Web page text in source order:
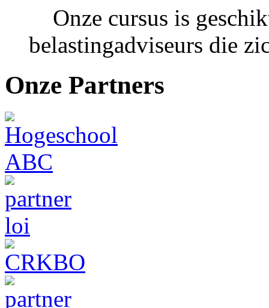
Onze cursus is
belastingadviseurs die
Onze Partners